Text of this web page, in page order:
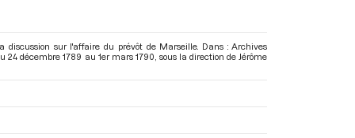
sur l'affaire du prévôt de Marseille. Dans : Archives
décembre 1789 au 1er mars 1790 , sous la direction de Jérôme